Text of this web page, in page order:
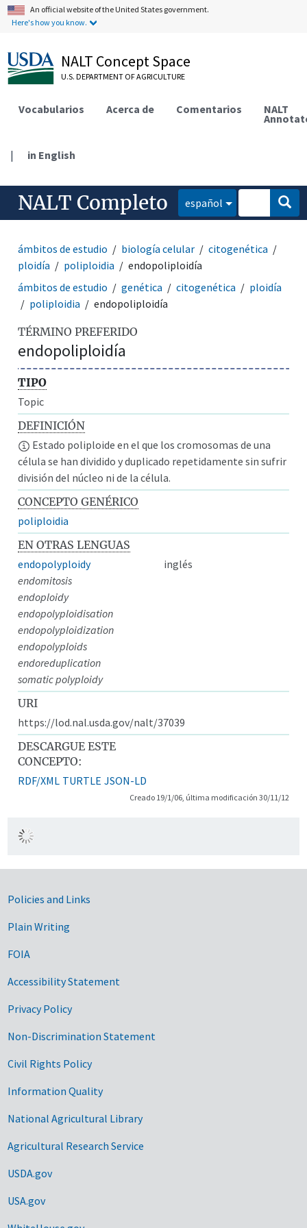
An official website of the United States government.
Here's how you know.
NALT Concept Space
U.S. DEPARTMENT OF AGRICULTURE
Vocabularios Acerca de Comentarios NALT
| in English
NALT Completo español
ámbitos de estudio biología celular
citogenética
ploidía
poliploidia
endopoliploidía
ámbitos de estudio
genética citogenética
ploidía
poliploidia
endopoliploidía
TÉRMINO PREFERIDO
endopoliploidía
TIPO
Topic
DEFINICIÓN
Estado poliploide en el que los cromosomas de una
célula se han dividido y duplicado repetidamente sin sufrir
división del núcleo ni de la célula.
CONCEPTO GENÉRICO
poliploidia
EN OTRAS LENGUAS
endopolyploidy
inglés
endomitosis
endoploidy
endopolyploidisation
endopolyploidization
endopolyploids
endoreduplication
somatic polyploidy
URI
https://lod.nal.usda.gov/nalt/37039
DESCARGUE ESTE
CONCEPTO:
RDF/XML TURTLE JSON-LD
Creado 19/1/06, última modificación 30/11/12
Government Links
Policies and Links
Plain Writing
FOIA
Accessibility Statement
Privacy Policy
Non-Discrimination Statement
Civil Rights Policy
Information Quality
National Agricultural Library
Agricultural Research Service
USDA.gov
USA.gov